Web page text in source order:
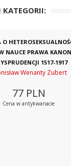
KATEGORII:
NAUCE PRAWA
1517-1917
Wenanty Zubert
77 PLN
Cena w antykwariacie